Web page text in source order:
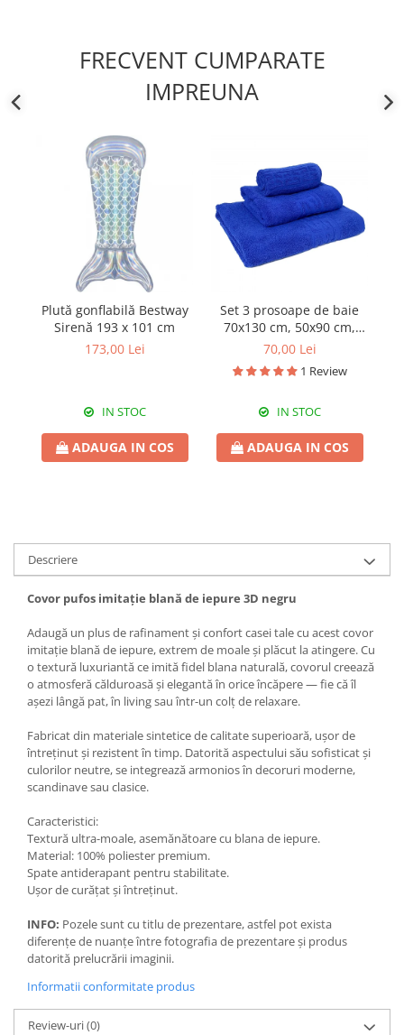
FRECVENT CUMPARATE
IMPREUNA
Plută gonflabilă Bestway
Sirenă 193 x 101 cm
173,00 Lei
IN STOC
ADAUGA IN COS
Set 3 prosoape de baie
70x130 cm, 50x90 cm,
30x50 cm, bumbac,
bleumarin
70,00 Lei
1 Review
IN STOC
ADAUGA IN COS
Descriere
Covor pufos imitație blană de iepure 3D negru
Adaugă un plus de rafinament și confort casei tale cu acest covor
imitație blană de iepure, extrem de moale și plăcut la atingere. Cu
o textură luxuriantă ce imită fidel blana naturală, covorul creează
o atmosferă călduroasă și elegantă în orice încăpere — fie că îl
așezi lângă pat, în living sau într-un colț de relaxare.
Fabricat din materiale sintetice de calitate superioară, ușor de
întreținut și rezistent în timp. Datorită aspectului său sofisticat și
culorilor neutre, se integrează armonios în decoruri moderne,
scandinave sau clasice.
Caracteristici:
Textură ultra-moale, asemănătoare cu blana de iepure.
Material: 100% poliester premium.
Spate antiderapant pentru stabilitate.
Ușor de curățat și întreținut.
INFO: Pozele sunt cu titlu de prezentare, astfel pot exista
diferențe de nuanțe între fotografia de prezentare și produs
datorită prelucrării imaginii.
Informatii conformitate produs
Review-uri(0)